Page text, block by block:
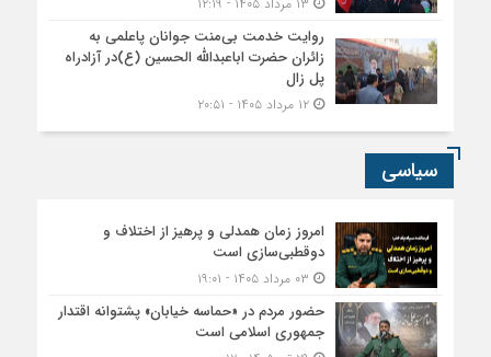
روایت خدمت بی‌منت جوانان پاعلمی به
زائران حضرت اباعبدالله الحسین (ع)در آزادراه
پل زال
۱۲ مرداد ۱۴۰۵ - ۲۰:۵۱
سیاسی
امروز زمان همدلی و پرهیز از اختلاف و
دوقطبی‌سازی است
حضور مردم در «حماسه خیابان» پشتوانه اقتدار
جمهوری اسلامی است